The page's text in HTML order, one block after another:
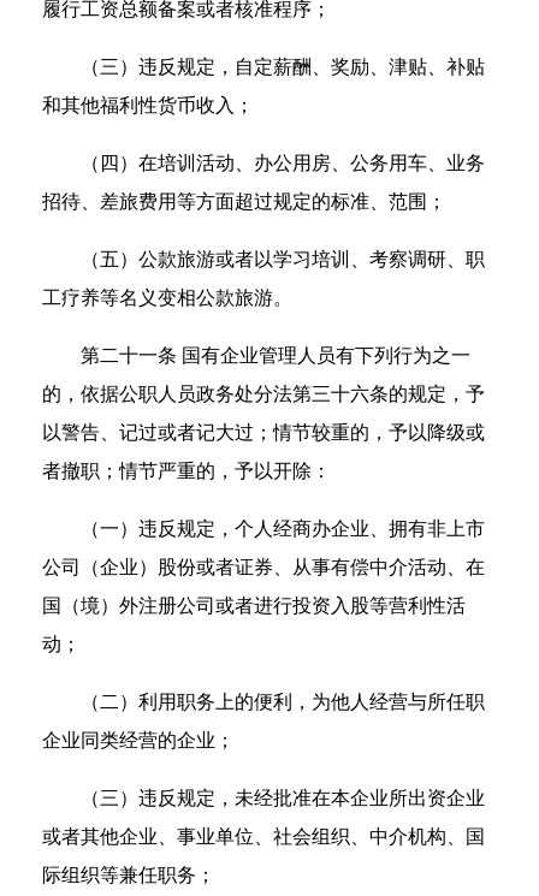
履行工资总额备案或者核准程序；
（三）违反规定，自定薪酬、奖励、津贴、补贴
和其他福利性货币收入；
（四）在培训活动、办公用房、公务用车、业务
招待、差旅费用等方面超过规定的标准、范围；
（五）公款旅游或者以学习培训、考察调研、职
工疗养等名义变相公款旅游。
第二十一条 国有企业管理人员有下列行为之一
的，依据公职人员政务处分法第三十六条的规定，予
以警告、记过或者记大过；情节较重的，予以降级或
者撤职；情节严重的，予以开除：
（一）违反规定，个人经商办企业、拥有非上市
公司（企业）股份或者证券、从事有偿中介活动、在
国（境）外注册公司或者进行投资入股等营利性活
动；
（二）利用职务上的便利，为他人经营与所任职
企业同类经营的企业；
（三）违反规定，未经批准在本企业所出资企业
或者其他企业、事业单位、社会组织、中介机构、国
际组织等兼任职务；